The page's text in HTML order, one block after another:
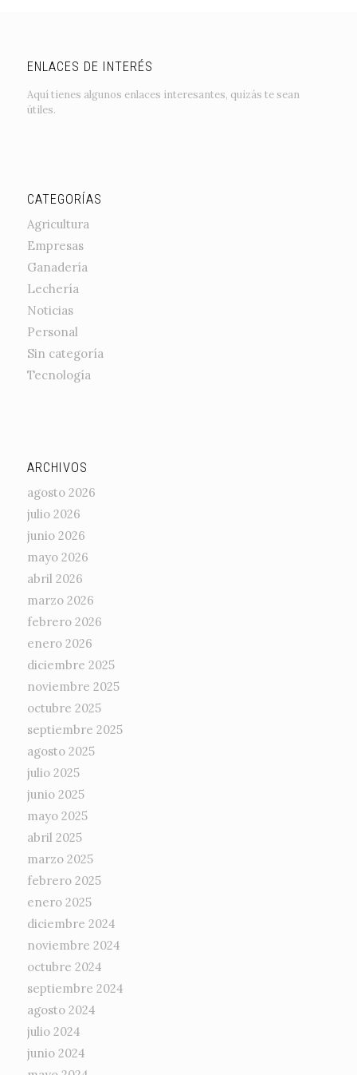
ENLACES DE INTERÉS
Aquí tienes algunos enlaces interesantes, quizás te sean
útiles.
CATEGORÍAS
Agricultura
Empresas
Ganadería
Lechería
Noticias
Personal
Sin categoría
Tecnología
ARCHIVOS
agosto 2026
julio 2026
junio 2026
mayo 2026
abril 2026
marzo 2026
febrero 2026
enero 2026
diciembre 2025
noviembre 2025
octubre 2025
septiembre 2025
agosto 2025
julio 2025
junio 2025
mayo 2025
abril 2025
marzo 2025
febrero 2025
enero 2025
diciembre 2024
noviembre 2024
octubre 2024
septiembre 2024
agosto 2024
julio 2024
junio 2024